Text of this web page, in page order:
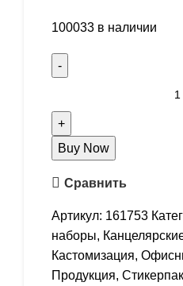
100033 в наличии
Buy Now
Сравнить
Артикул: 161753
наборы,
Кастомизация,
Продукция,